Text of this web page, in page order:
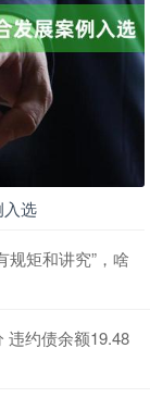
入选
规矩和讲究”，啥
违约债余额19.48